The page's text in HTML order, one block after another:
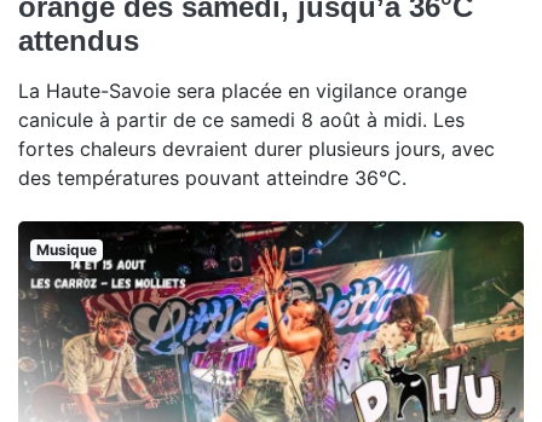
orange dès samedi, jusqu’à 36°C
attendus
La Haute-Savoie sera placée en vigilance orange
canicule à partir de ce samedi 8 août à midi. Les
fortes chaleurs devraient durer plusieurs jours, avec
des températures pouvant atteindre 36°C.
Musique